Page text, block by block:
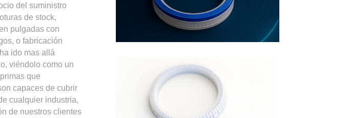
del suministro
de stock,
pulgadas con
o fabricación
ido mas allá
viéndolo como un
que
capaces de cubrir
cualquier industria,
de nuestros clientes